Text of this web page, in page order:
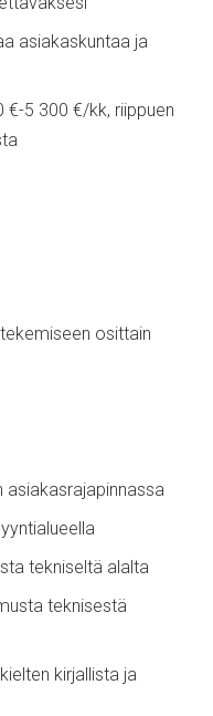
asiakaskuntaa ja
€-5 300 €/kk, riippuen
osittain
tekniseltä alalta
teknisestä
kirjallista ja